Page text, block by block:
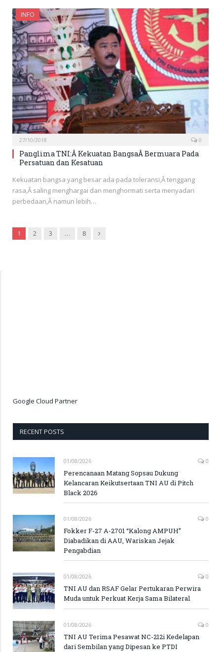
INFO
27/10/2018 0
Panglima TNI:Â Kekuatan BangsaÂ Bermuara Pada
Persatuan dan Kesatuan
Kekuatan bangsa yang besar ada pada toleransi,Â tenggang
rasa,Â saling menghargai dan menghormati serta menyadari
perbedaan,Â namun lebih…
1 2 3 … 8 Next
Google Cloud Partner
RECENT POSTS
01/08/2026 0
Perencanaan Matang Sopsau Dukung
Kelancaran Keikutsertaan TNI AU di Pitch
Black 2026
01/08/2026 0
Fokker F-27 A-2701 “Kalong AMPUH”
Diabadikan di AAU, Wariskan Jejak
Pengabdian
01/08/2026 0
TNI AU dan RSAF Gelar Pertukaran Perwira
Muda untuk Perkuat Kerja Sama Bilateral
01/08/2026 0
TNI AU Terima Pesawat NC-212i Kedelapan
dari Sembilan yang Dipesan ke PTDI